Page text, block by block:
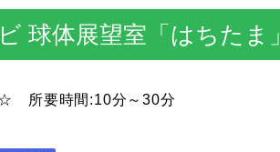
球体展望室「はちたま」
所要時間:10分～30分